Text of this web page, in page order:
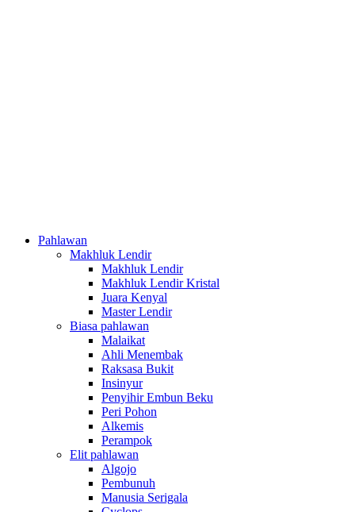
Pahlawan
Makhluk Lendir
Makhluk Lendir
Makhluk Lendir Kristal
Juara Kenyal
Master Lendir
Biasa pahlawan
Malaikat
Ahli Menembak
Raksasa Bukit
Insinyur
Penyihir Embun Beku
Peri Pohon
Alkemis
Perampok
Elit pahlawan
Algojo
Pembunuh
Manusia Serigala